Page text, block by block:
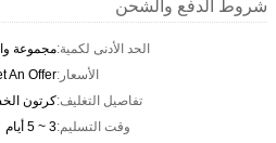
شروط الدفع والشحن
الحد الأدنى لكمية:مجموعة
الأسعار:An Offer
تفاصيل التغليف:كرتون
وقت التسليم:3 ~ 5 أيام